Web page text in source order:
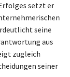
setzt er
seine
aus
zugleich
seiner